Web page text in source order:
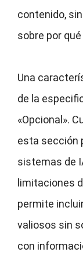
contenido,
sobre por
Una
de la
«Opcional».
esta sección
sistemas de
limitaciones
permite
valiosos sin
con